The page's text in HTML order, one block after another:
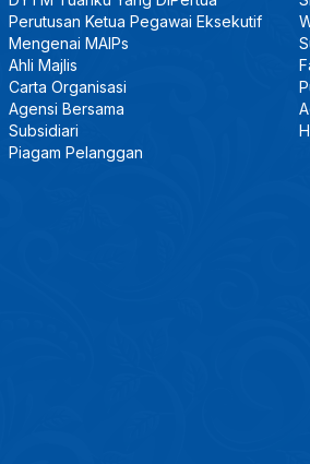
Perutusan Ketua Pegawai Eksekutif
Mengenai MAIPs
Ahli Majlis
Carta Organisasi
Agensi Bersama
Subsidiari
Piagam Pelanggan